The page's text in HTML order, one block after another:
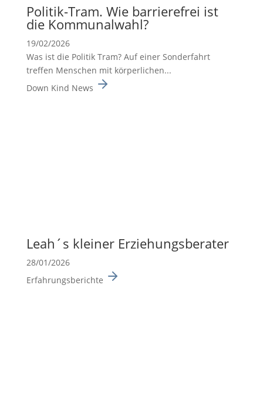
Politik-Tram. Wie barrie­re­frei ist
die Kommu­nal­wahl?
19/02/2026
Was ist die Politik Tram? Auf einer Sonderfahrt
treffen Menschen mit körperlichen...
Down Kind News
Leah´s kleiner Erzie­hungs­be­rater
28/01/2026
Erfahrungsberichte